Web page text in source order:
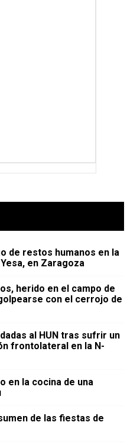
de restos humanos en la
en Zaragoza
herido en el campo de
con el cerrojo de
al HUN tras sufrir un
frontolateral en la N-
en la cocina de una
de las fiestas de